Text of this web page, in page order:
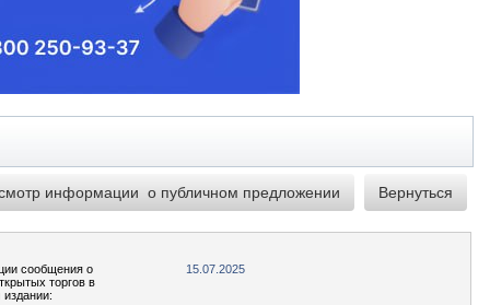
сообщения о
торгов в
15.07.2025